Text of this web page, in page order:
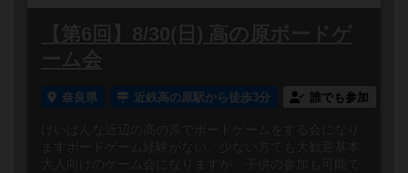
【第6回】8/30(日) 高の原ボードゲ
ーム会
奈良県 近鉄高の原駅から徒歩3分 誰でも参加
けいはんな近辺の高の原でボードゲームをする会になり
ますボードゲーム経験がない、少ない方でも大歓迎基本
大人向けのゲーム会になりますが、子供の参加も可能で